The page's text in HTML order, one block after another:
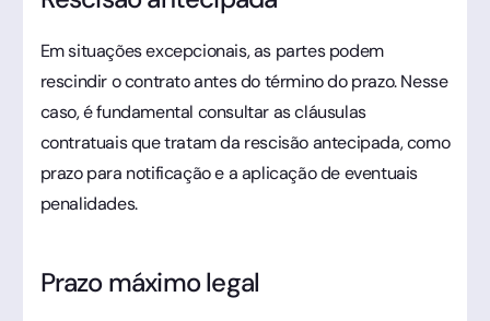
Em situações excepcionais, as partes podem
rescindir o contrato antes do término do prazo. Nesse
caso, é fundamental consultar as cláusulas
contratuais que tratam da rescisão antecipada, como
prazo para notificação e a aplicação de eventuais
penalidades.
Prazo máximo legal